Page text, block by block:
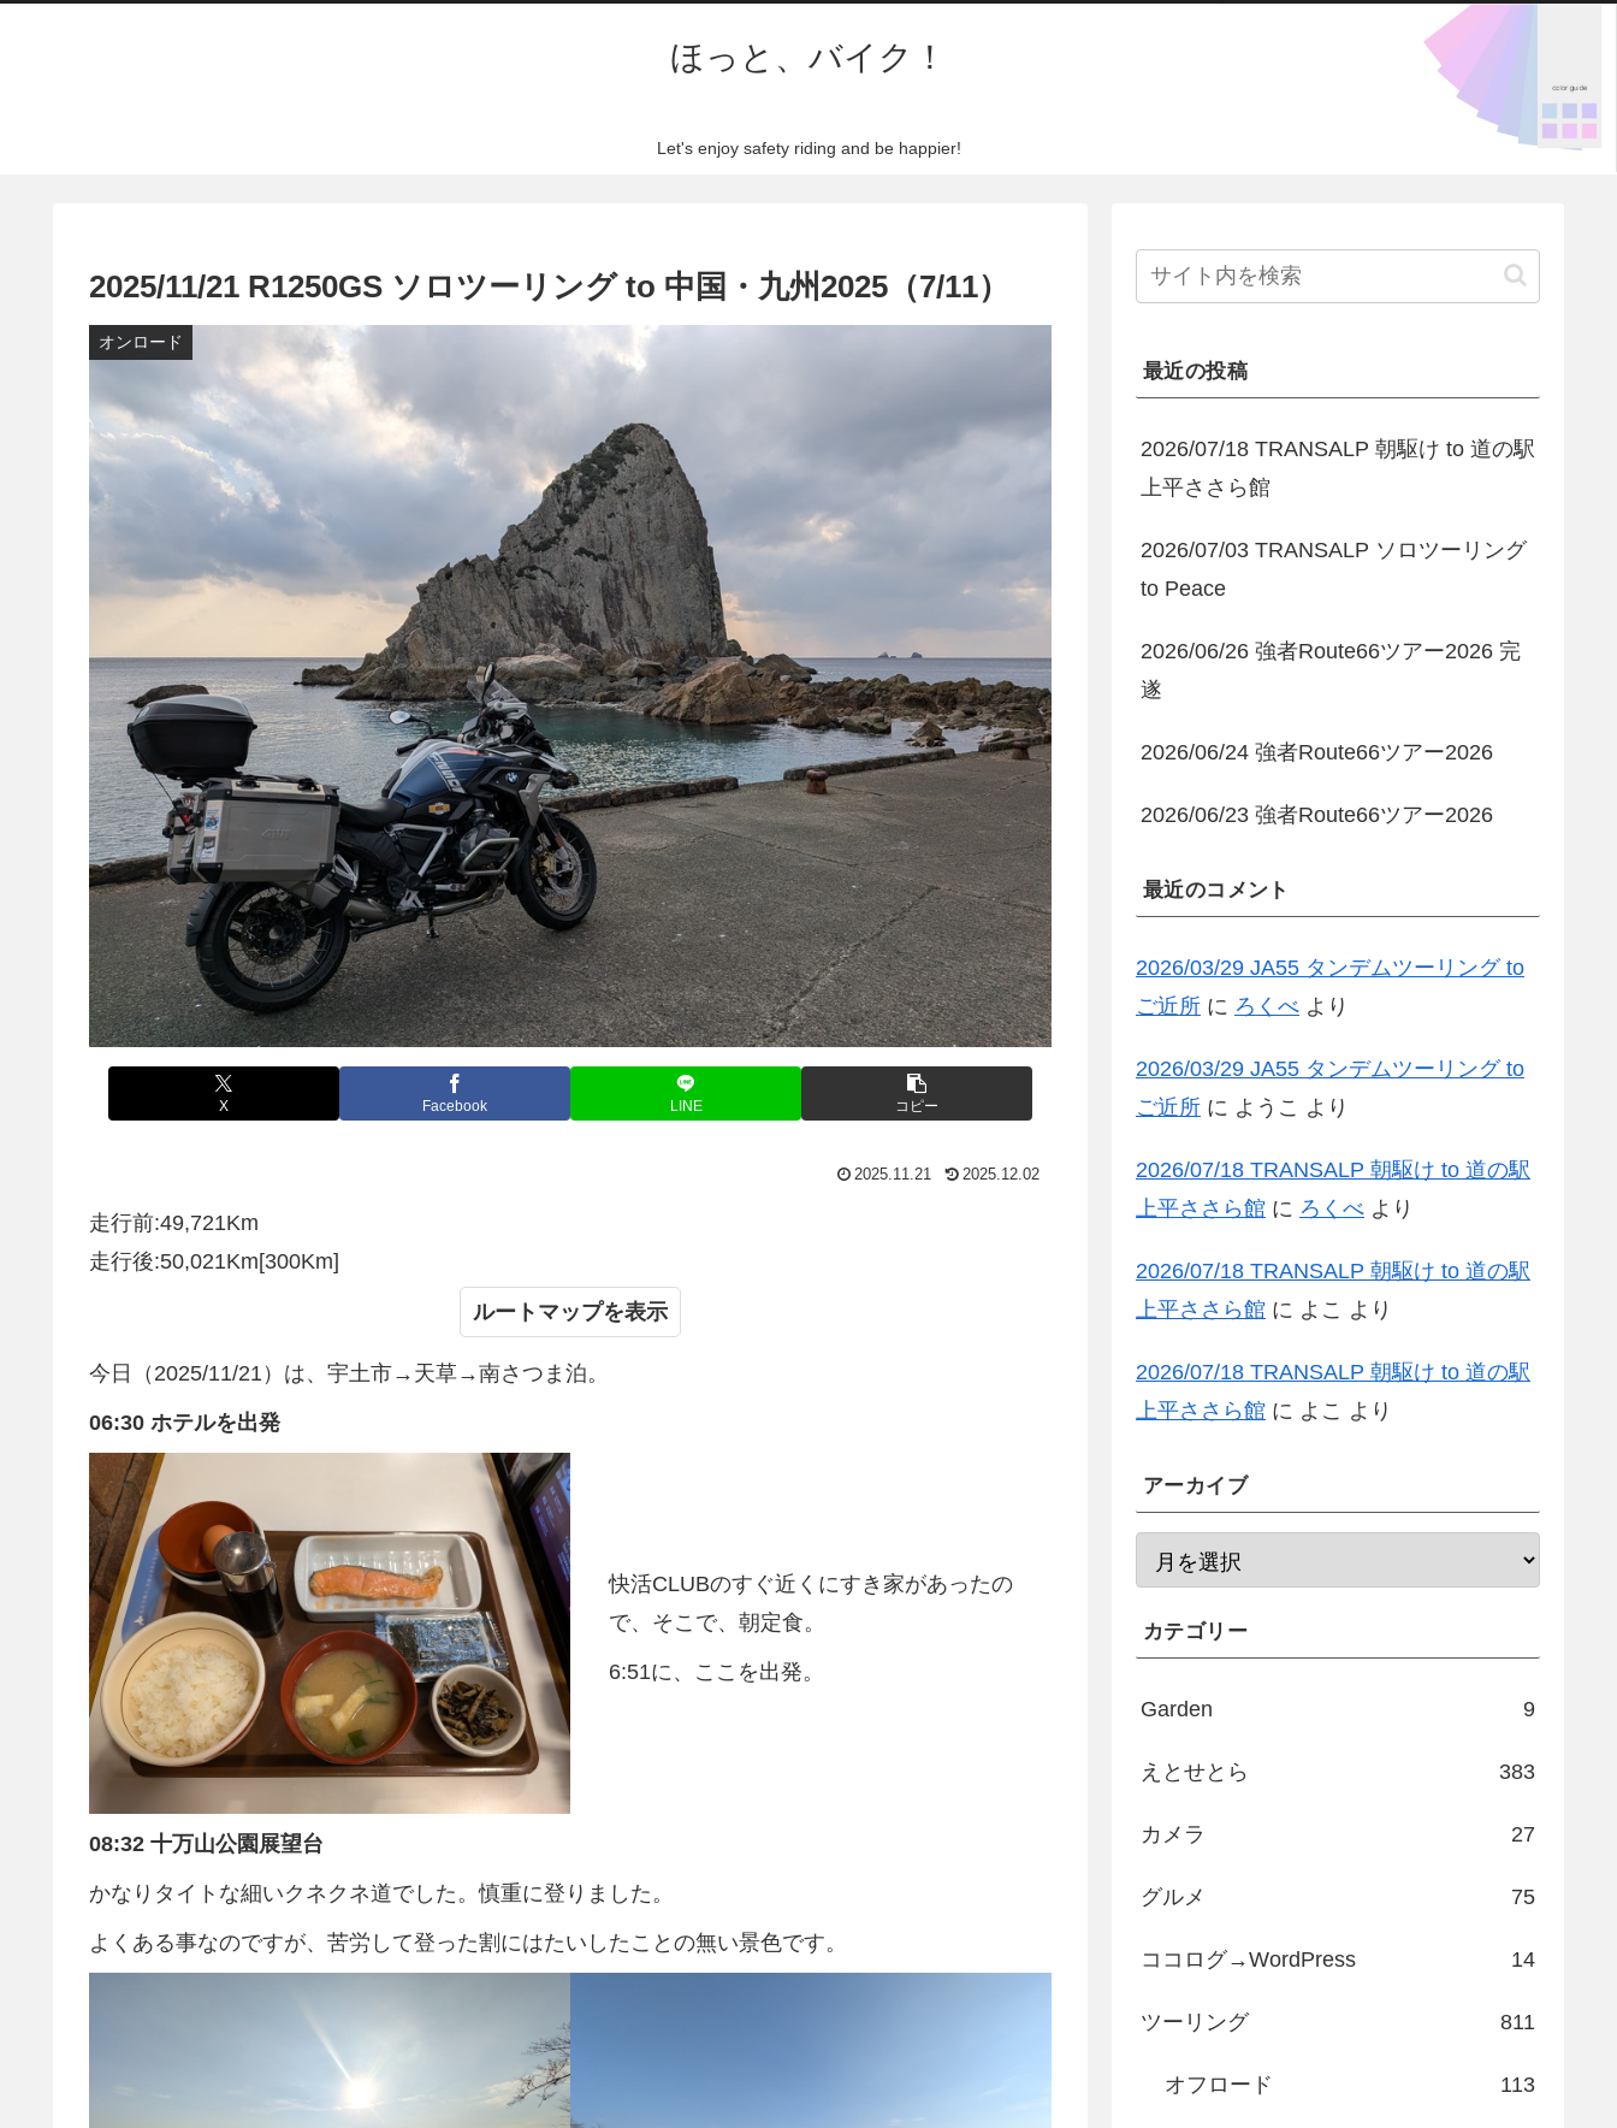
ほっと、バイク！
Let's enjoy safety riding and be happier!
2025/11/21 R1250GS ソロツーリング to 中国・九州2025（7/11）
オンロード
X Facebook LINE コピー
2025.11.21 2025.12.02
走行前:49,721Km
走行後:50,021Km[300Km]
ルートマップ
今日（2025/11/21）は、宇土市→天草→南さつま泊。
06:30 ホテルを出発
快活CLUBのすぐ近くにすき家があったの
で、そこで、朝定食。
6:51に、ここを出発。
08:32 十万山公園展望台
かなりタイトな細いクネクネ道でした。慎重に登りました。
よくある事なのですが、苦労して登った割にはたいしたことの無い景色です。
最近の投稿
2026/07/18 TRANSALP 朝駆け to 道の駅
上平ささら館
2026/07/03 TRANSALP ソロツーリング
to Peace
2026/06/26 強者Route66ツアー2026 完
遂
2026/06/24 強者Route66ツアー2026
2026/06/23 強者Route66ツアー2026
最近のコメント
2026/03/29 JA55 タンデムツーリング to
ご近所 に ろくべ より
2026/03/29 JA55 タンデムツーリング to
ご近所 に ようこ より
2026/07/18 TRANSALP 朝駆け to 道の駅
上平ささら館 に ろくべ より
2026/07/18 TRANSALP 朝駆け to 道の駅
上平ささら館 に よこ より
2026/07/18 TRANSALP 朝駆け to 道の駅
上平ささら館 に よこ より
アーカイブ
カテゴリー
Garden 9
えとせとら 383
カメラ 27
グルメ 75
ココログ→WordPress 14
ツーリング 811
オフロード 113